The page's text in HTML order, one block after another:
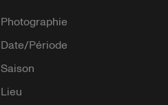
Photographie
Date/Période
Saison
Lieu